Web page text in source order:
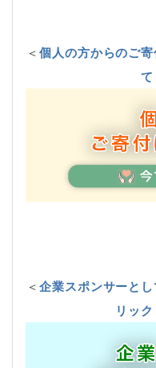
＜個人の方からのご
＜企業スポンサーと
リッ